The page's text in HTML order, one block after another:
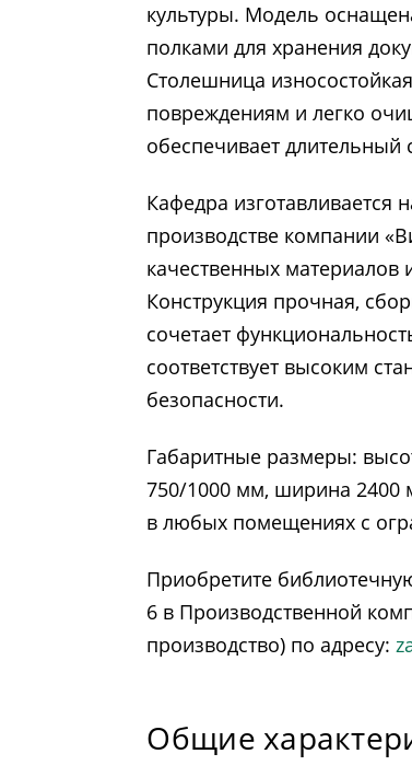
культуры. Модель
полками для хранения
Столешница
повреждениям и легко
обеспечивает длительный
Кафедра изготавливается
производстве компании
качественных материалов
Конструкция прочная,
сочетает
соответствует высоким
безопасности.
Габаритные размеры:
750/1000 мм, ширина 2400
в любых помещениях с
Приобретите
6 в Производственной
производство) по адресу:
Общие